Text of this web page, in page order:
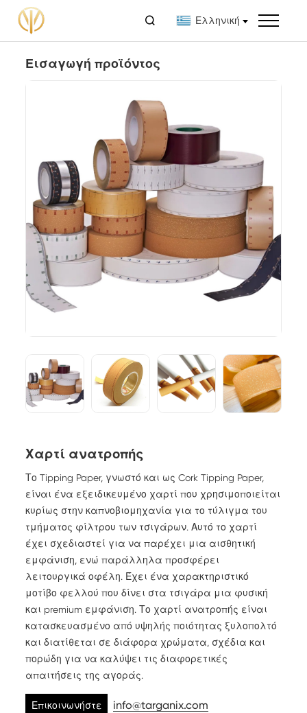
 Ελληνική
Εισαγωγή προϊόντος
Χαρτί ανατροπής
Το Tipping Paper, γνωστό και ως Cork Tipping Paper,
είναι ένα εξειδικευμένο χαρτί που χρησιμοποιείται
κυρίως στην καπνοβιομηχανία για το τύλιγμα του
τμήματος φίλτρου των τσιγάρων. Αυτό το χαρτί
έχει σχεδιαστεί για να παρέχει μια αισθητική
εμφάνιση, ενώ παράλληλα προσφέρει
λειτουργικά οφέλη. Έχει ένα χαρακτηριστικό
μοτίβο φελλού που δίνει στα τσιγάρα μια φυσική
και premium εμφάνιση. Το χαρτί ανατροπής είναι
κατασκευασμένο από υψηλής ποιότητας ξυλοπολτό
και διατίθεται σε διάφορα χρώματα, σχέδια και
πορώδη για να καλύψει τις διαφορετικές
απαιτήσεις της αγοράς.
Επικοινωνήστε info@targanix.com